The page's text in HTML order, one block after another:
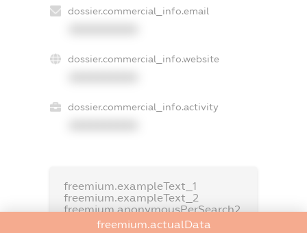
dossier.commercial_info.email
dossier.commercial_info.website
dossier.commercial_info.activity
freemium.exampleText_1
freemium.exampleText_2
freemium.anonymousPerSearch2
freemium.actualData